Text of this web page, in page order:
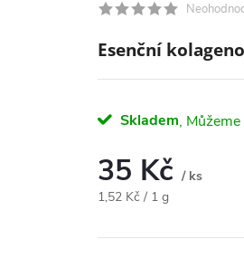
Esenční
Skladem
35 Kč / ks
Měrná
1,52 Kč / 1 g